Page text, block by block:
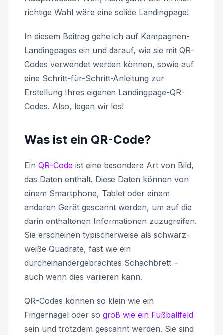
richtige Wahl wäre eine solide Landingpage!
In diesem Beitrag gehe ich auf Kampagnen-
Landingpages ein und darauf, wie sie mit QR-
Codes verwendet werden können, sowie auf
eine Schritt-für-Schritt-Anleitung zur
Erstellung Ihres eigenen Landingpage-QR-
Codes. Also, legen wir los!
Was ist ein QR-Code?
Ein QR-Code ist eine besondere Art von Bild,
das Daten enthält. Diese Daten können von
einem Smartphone, Tablet oder einem
anderen Gerät gescannt werden, um auf die
darin enthaltenen Informationen zuzugreifen.
Sie erscheinen typischerweise als schwarz-
weiße Quadrate, fast wie ein
durcheinandergebrachtes Schachbrett –
auch wenn dies variieren kann.
QR-Codes können so klein wie ein
Fingernagel oder so groß wie ein Fußballfeld
sein und trotzdem gescannt werden. Sie sind